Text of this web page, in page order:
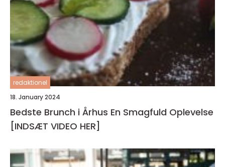
redaktionel
18. January 2024
Bedste Brunch i Århus En Smagfuld Oplevelse
[INDSÆT VIDEO HER]